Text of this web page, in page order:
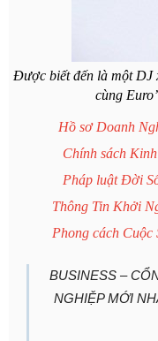
Được biết đến là một DJ
cùng
Hồ sơ Doanh
Chính sách
Pháp luật Đời
Thông Tin Khởi
Phong cách Cuộc
BUSINESS –
NGHIỆP MỚI